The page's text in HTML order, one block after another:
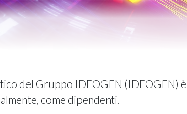
del Gruppo IDEOGEN (IDEOGEN)
come dipendenti.